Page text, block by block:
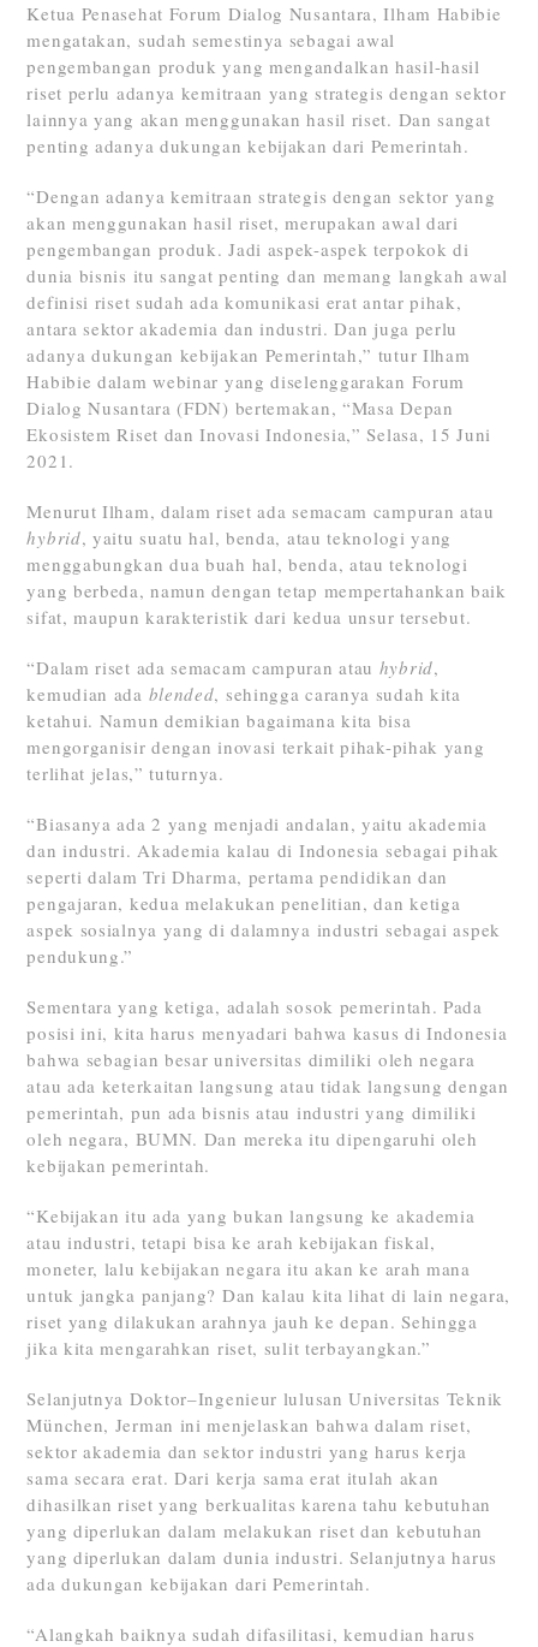
Ketua Penasehat Forum Dialog Nusantara, Ilham Habibie
mengatakan, sudah semestinya sebagai awal
pengembangan produk yang mengandalkan hasil-hasil
riset perlu adanya kemitraan yang strategis dengan sektor
lainnya yang akan menggunakan hasil riset. Dan sangat
penting adanya dukungan kebijakan dari Pemerintah.
“Dengan adanya kemitraan strategis dengan sektor yang
akan menggunakan hasil riset, merupakan awal dari
pengembangan produk. Jadi aspek-aspek terpokok di
dunia bisnis itu sangat penting dan memang langkah awal
definisi riset sudah ada komunikasi erat antar pihak,
antara sektor akademia dan industri. Dan juga perlu
adanya dukungan kebijakan Pemerintah,” tutur Ilham
Habibie dalam webinar yang diselenggarakan Forum
Dialog Nusantara (FDN) bertemakan, “Masa Depan
Ekosistem Riset dan Inovasi Indonesia,” Selasa, 15 Juni
2021.
Menurut Ilham, dalam riset ada semacam campuran atau
hybrid, yaitu suatu hal, benda, atau teknologi yang
menggabungkan dua buah hal, benda, atau teknologi
yang berbeda, namun dengan tetap mempertahankan baik
sifat, maupun karakteristik dari kedua unsur tersebut.
“Dalam riset ada semacam campuran atau hybrid,
kemudian ada blended, sehingga caranya sudah kita
ketahui. Namun demikian bagaimana kita bisa
mengorganisir dengan inovasi terkait pihak-pihak yang
terlihat jelas,” tuturnya.
“Biasanya ada 2 yang menjadi andalan, yaitu akademia
dan industri. Akademia kalau di Indonesia sebagai pihak
seperti dalam Tri Dharma, pertama pendidikan dan
pengajaran, kedua melakukan penelitian, dan ketiga
aspek sosialnya yang di dalamnya industri sebagai aspek
pendukung.”
Sementara yang ketiga, adalah sosok pemerintah. Pada
posisi ini, kita harus menyadari bahwa kasus di Indonesia
bahwa sebagian besar universitas dimiliki oleh negara
atau ada keterkaitan langsung atau tidak langsung dengan
pemerintah, pun ada bisnis atau industri yang dimiliki
oleh negara, BUMN. Dan mereka itu dipengaruhi oleh
kebijakan pemerintah.
“Kebijakan itu ada yang bukan langsung ke akademia
atau industri, tetapi bisa ke arah kebijakan fiskal,
moneter, lalu kebijakan negara itu akan ke arah mana
untuk jangka panjang? Dan kalau kita lihat di lain negara,
riset yang dilakukan arahnya jauh ke depan. Sehingga
jika kita mengarahkan riset, sulit terbayangkan.”
Selanjutnya Doktor–Ingenieur lulusan Universitas Teknik
München, Jerman ini menjelaskan bahwa dalam riset,
sektor akademia dan sektor industri yang harus kerja
sama secara erat. Dari kerja sama erat itulah akan
dihasilkan riset yang berkualitas karena tahu kebutuhan
yang diperlukan dalam melakukan riset dan kebutuhan
yang diperlukan dalam dunia industri. Selanjutnya harus
ada dukungan kebijakan dari Pemerintah.
“Alangkah baiknya sudah difasilitasi, kemudian harus